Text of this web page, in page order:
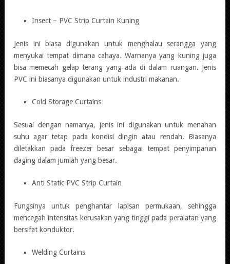
Insect – PVC Strip Curtain Kuning
Jenis ini biasa digunakan untuk menghalau serangga yang
menyukai tempat dimana cahaya. Warnanya yang kuning juga
bisa memecah gelap terang yang ada di dalam ruangan. Jenis
PVC ini biasanya digunakan untuk industri makanan.
Cold Storage Curtains
Sesuai dengan namanya, jenis ini digunakan untuk menahan
suhu agar tetap pada kondisi dingin atau rendah. Biasanya
diletakkan pada freezer besar sebagai tempat penyimpanan
daging dalam jumlah yang besar.
Anti Static PVC Strip Curtain
Fungsinya untuk penghantar lapisan permukaan, sehingga
mencegah intensitas kerusakan yang tinggi pada peralatan yang
bersifat konduktor.
Welding Curtains